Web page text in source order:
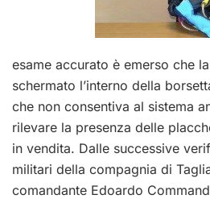
esame accurato è emerso che
schermato l’interno della
che non consentiva al sistema
rilevare la presenza delle
in vendita. Dalle successive
militari della compagnia di
comandante Edoardo